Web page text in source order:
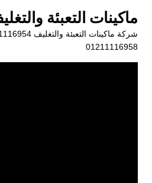
المحتوى
ماكينات التعبئة
01211116958